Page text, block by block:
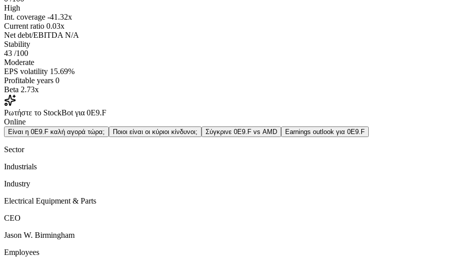
High
Int. coverage -41.32x
Current ratio 0.03x
Net debt/EBITDA N/A
Stability
43 /100
Moderate
EPS volatility 15.69%
Profitable years 0
Beta 2.73x
Ρωτήστε το StockBot για 0E9.F
Online
Είναι η 0E9.F καλή αγορά τώρα; Ποιοι είναι οι κύριοι κίνδυνοι; Σύγκρινε 0E9.F vs AMD Earnings outlook για 0E9.F
Sector
Industrials
Industry
Electrical Equipment & Parts
CEO
Jason W. Birmingham
Employees